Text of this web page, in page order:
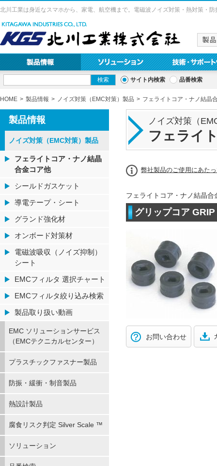
北川工業は身近なスマホから、家電、航空機まで。電磁波ノイズ対策・熱対策・
サイト内検索 品番検索
HOME 製品情報 ノイズ対策（EMC対策）製品 フェライトコア・ナノ結晶
ノイズ対策（
フェライ
弊社製品のご使用にあた
フェライトコア・ナノ結晶合
グリップコア GRIP
お問い合わせ
製品情報
ノイズ対策（EMC対策）製品
フェライトコア・ナノ結晶
合金コア他
シールドガスケット
導電テープ・シート
グランド強化材
オンボード対策材
電磁波吸収（ノイズ抑制）
シート
EMCフィルタ 選択チャート
EMCフィルタ絞り込み検索
製品取り扱い動画
EMC ソリューションサービス
（EMCテクニカルセンター）
プラスチックファスナー製品
防振・緩衝・制音製品
熱設計製品
腐食リスク判定 Silver Scale ™
ソリューション